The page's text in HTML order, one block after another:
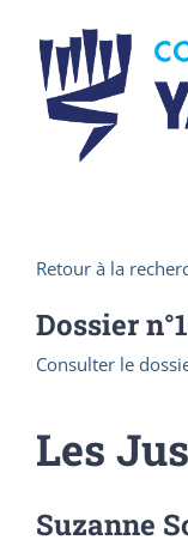
content
Retour à la
Dossier n°
Consulter le
Les
Suzanne